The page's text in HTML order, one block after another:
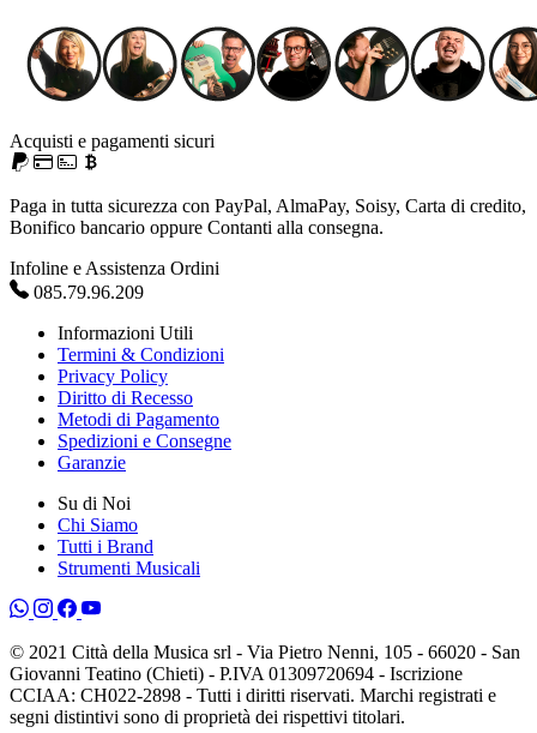
Acquisti e pagamenti sicuri
Paga in tutta sicurezza con PayPal, AlmaPay, Soisy, Carta di credito,
Bonifico bancario oppure Contanti alla consegna.
Infoline e Assistenza Ordini
085.79.96.209
Informazioni Utili
Termini & Condizioni
Privacy Policy
Diritto di Recesso
Metodi di Pagamento
Spedizioni e Consegne
Garanzie
Su di Noi
Chi Siamo
Tutti i Brand
Strumenti Musicali
© 2021 Città della Musica srl - Via Pietro Nenni, 105 - 66020 - San
Giovanni Teatino (Chieti) - P.IVA 01309720694 - Iscrizione
CCIAA: CH022-2898 - Tutti i diritti riservati. Marchi registrati e
segni distintivi sono di proprietà dei rispettivi titolari.